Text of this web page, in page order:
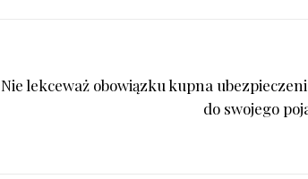
Nie lekceważ obowiązku kupna
do swojego